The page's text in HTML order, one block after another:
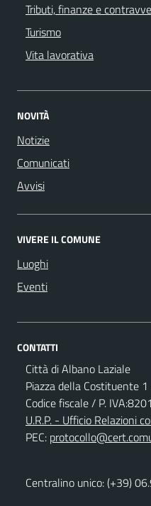
Tributi, finanze e
Turismo
Vita lavorativa
NOVITÀ
Notizie
Comunicati
Avvisi
VIVERE IL COMUNE
Luoghi
Eventi
CONTATTI
Città di Albano Laziale
Piazza della Costituente
Codice fiscale / P.
U.R.P. - Ufficio Relazioni
PEC:
Centralino unico: (+39)